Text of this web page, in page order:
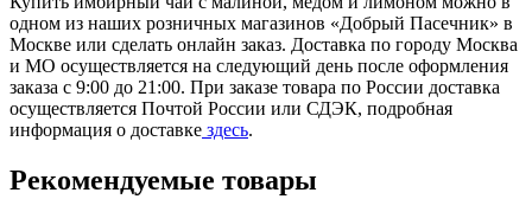
одном из наших розничных магазинов «Добрый Пасечник» в
Москве или сделать онлайн заказ. Доставка по городу Москва
и МО осуществляется на следующий день после оформления
заказа с 9:00 до 21:00. При заказе товара по России доставка
осуществляется Почтой России или СДЭК, подробная
информация о доставке здесь.
Рекомендуемые товары